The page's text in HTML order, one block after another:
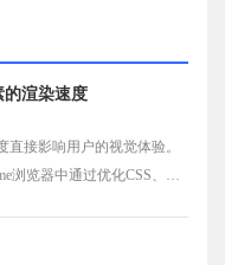
的渲染速度
直接影响用户的视觉体验。
浏览器中通过优化CSS、减